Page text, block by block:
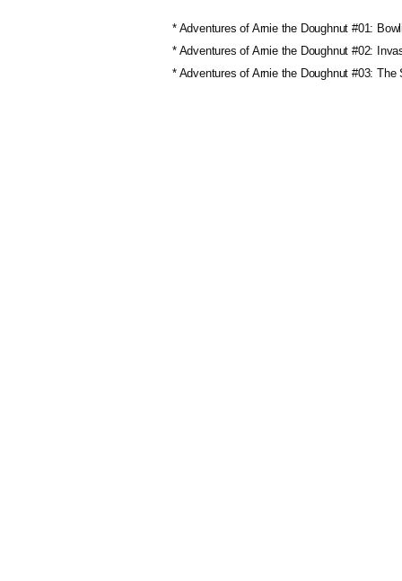
* Adventures of Arnie the Doughnut #01:
* Adventures of Arnie the Doughnut #02:
* Adventures of Arnie the Doughnut #03: